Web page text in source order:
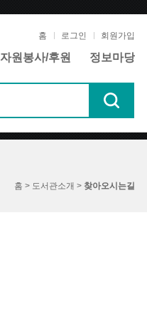
홈 로그인 회원가입
자원봉사/후원 정보마당
홈 > 도서관소개 > 찾아오시는길